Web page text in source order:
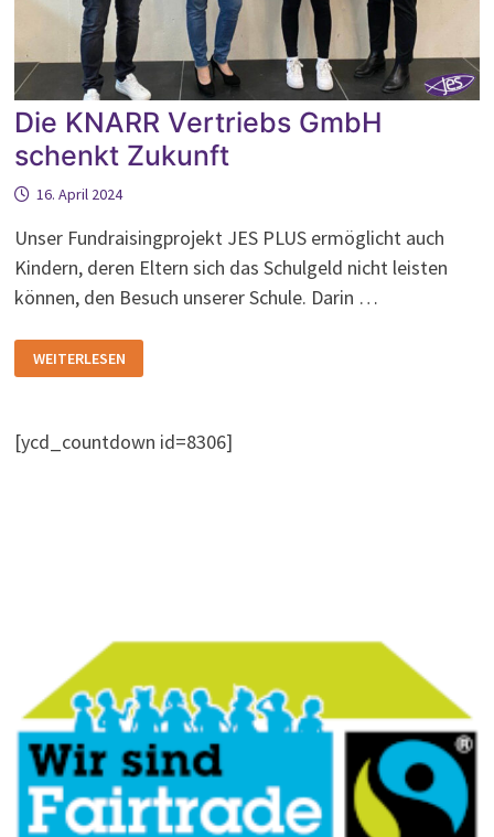
Die KNARR Vertriebs GmbH
schenkt Zukunft
16. April 2024
Unser Fundraisingprojekt JES PLUS ermöglicht auch
Kindern, deren Eltern sich das Schulgeld nicht leisten
können, den Besuch unserer Schule. Darin …
KNARR
VERTRIEBS
WEITERLESEN
[ycd_countdown id=8306]